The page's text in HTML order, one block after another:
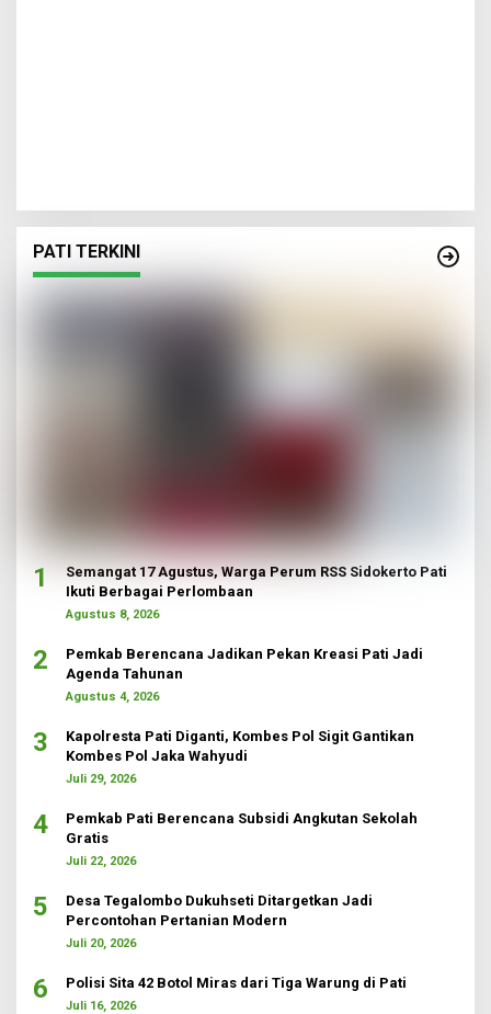
PATI TERKINI
1
Semangat 17 Agustus, Warga Perum RSS Sidokerto Pati
Ikuti Berbagai Perlombaan
Agustus 8, 2026
2
Pemkab Berencana Jadikan Pekan Kreasi Pati Jadi
Agenda Tahunan
Agustus 4, 2026
3
Kapolresta Pati Diganti, Kombes Pol Sigit Gantikan
Kombes Pol Jaka Wahyudi
Juli 29, 2026
4
Pemkab Pati Berencana Subsidi Angkutan Sekolah
Gratis
Juli 22, 2026
5
Desa Tegalombo Dukuhseti Ditargetkan Jadi
Percontohan Pertanian Modern
Juli 20, 2026
6 Polisi Sita 42 Botol Miras dari Tiga Warung di Pati
Juli 16, 2026